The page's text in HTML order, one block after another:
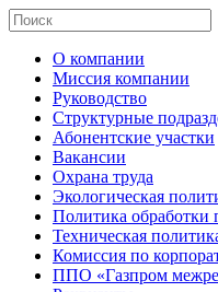
О компании
Миссия компании
Руководство
Структурные
Абонентские участки
Вакансии
Охрана труда
Экологическая
Политика обработки
Техническая
Комиссия по
ППО «Газпром